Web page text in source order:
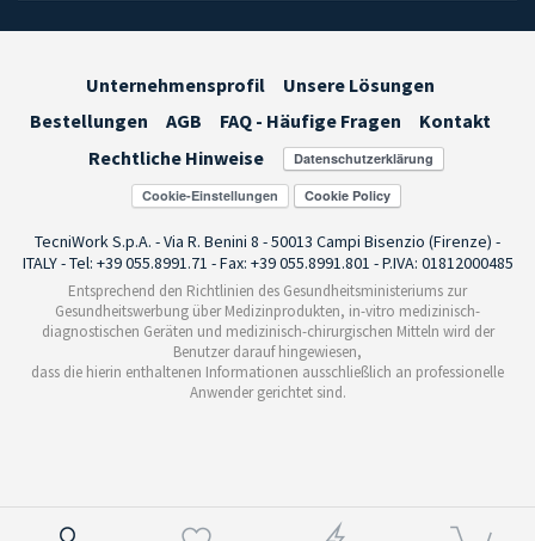
Unternehmensprofil
Unsere Lösungen
Bestellungen
AGB FAQ - Häufige Fragen
Kontakt
Rechtliche Hinweise
Cookie-Einstellungen
TecniWork S.p.A. - Via R. Benini 8 - 50013 Campi Bisenzio (Firenze) -
ITALY - Tel: +39 055.8991.71 - Fax: +39 055.8991.801 - P.IVA: 01812000485
Entsprechend den Richtlinien des Gesundheitsministeriums zur
Gesundheitswerbung über Medizinprodukten, in-vitro medizinisch-
diagnostischen Geräten und medizinisch-chirurgischen Mitteln wird der
Benutzer darauf hingewiesen,
dass die hierin enthaltenen Informationen ausschließlich an professionelle
Anwender gerichtet sind.